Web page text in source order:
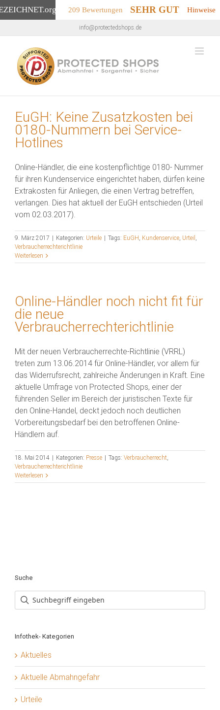
.org 209 Bewertungen SEHR GUT Hinweise
Inhalt
springen
info@protectedshops.de
EuGH: Keine Zusatzkosten bei
0180-Nummern bei Service-
Hotlines
Online-Händler, die eine kostenpflichtige 0180- Nummer
für ihren Kundenservice eingerichtet haben, dürfen keine
Extrakosten für Anliegen, die einen Vertrag betreffen,
verlangen. Dies hat aktuell der EuGH entschieden (Urteil
vom 02.03.2017).
9. März 2017 Kategorien: Urteile Tags: EuGH , Kundenservice, Urteil ,
Verbraucherrechterichtlinie
Weiterlesen
Online-Händler noch nicht fit für
die neue
Verbraucherrechterichtlinie
Mit der neuen Verbraucherrechte-Richtlinie (VRRL)
treten zum 13.06.2014 für Online-Händler, vor allem für
das Widerrufsrecht, zahlreiche Änderungen in Kraft. Eine
aktuelle Umfrage von Protected Shops, einer der
führenden Seller im Bereich der juristischen Texte für
den Online-Handel, deckt jedoch noch deutlichen
Vorbereitungsbedarf bei den betroffenen Online-
Händlern auf.
18. Mai 2014 Kategorien: Presse Tags: Verbraucherrecht,
Verbraucherrechterichtlinie
Weiterlesen
Suche
Infothek- Kategorien
Aktuelles
Aktuelle Abmahngefahr
Urteile